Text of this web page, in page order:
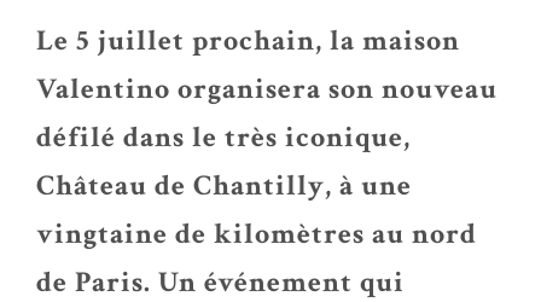
Le 5 juillet prochain, la maison
Valentino organisera son nouveau
défilé dans le très iconique,
Château de Chantilly, à une
vingtaine de kilomètres au nord
de Paris. Un événement qui